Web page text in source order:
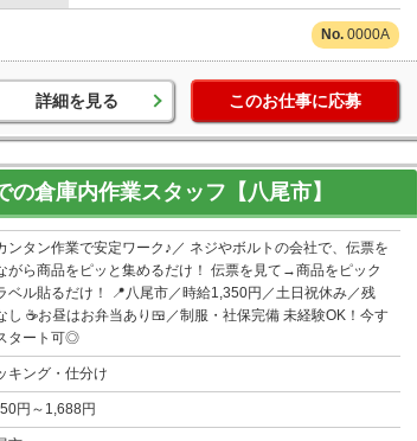
0000A
詳細を見る このお仕事に応募
倉庫内作業スタッフ【八尾市】
ンタン作業で安定ワーク♪／ ネジやボルトの会社で、伝票を
がら商品をピッと集めるだけ！ 伝票を見て→商品をピック
ベル貼るだけ！ 📍八尾市／時給1,350円／土日祝休み／残
し ☕お昼はお弁当あり🍱／制服・社保完備 未経験OK！今す
タート可◎
キング・仕分け
円～1,688円